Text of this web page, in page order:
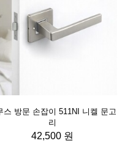
스 방문 손잡이 511NI 니켈 문고
리
42,500 원